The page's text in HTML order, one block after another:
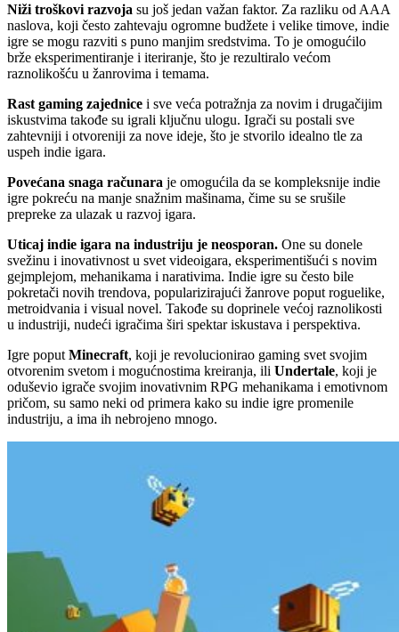
Niži troškovi razvoja su još jedan važan faktor. Za razliku od AAA
naslova, koji često zahtevaju ogromne budžete i velike timove, indie
igre se mogu razviti s puno manjim sredstvima. To je omogućilo
brže eksperimentiranje i iteriranje, što je rezultiralo većom
raznolikošću u žanrovima i temama.
Rast gaming zajednice i sve veća potražnja za novim i drugačijim
iskustvima takođe su igrali ključnu ulogu. Igrači su postali sve
zahtevniji i otvoreniji za nove ideje, što je stvorilo idealno tle za
uspeh indie igara.
Povećana snaga računara je omogućila da se kompleksnije indie
igre pokreću na manje snažnim mašinama, čime su se srušile
prepreke za ulazak u razvoj igara.
Uticaj indie igara na industriju je neosporan. One su donele
svežinu i inovativnost u svet videoigara, eksperimentišući s novim
gejmplejom, mehanikama i narativima. Indie igre su često bile
pokretači novih trendova, popularizirajući žanrove poput roguelike,
metroidvania i visual novel. Takođe su doprinele većoj raznolikosti
u industriji, nudeći igračima širi spektar iskustava i perspektiva.
Igre poput Minecraft, koji je revolucionirao gaming svet svojim
otvorenim svetom i mogućnostima kreiranja, ili Undertale, koji je
oduševio igrače svojim inovativnim RPG mehanikama i emotivnom
pričom, su samo neki od primera kako su indie igre promenile
industriju, a ima ih nebrojeno mnogo.